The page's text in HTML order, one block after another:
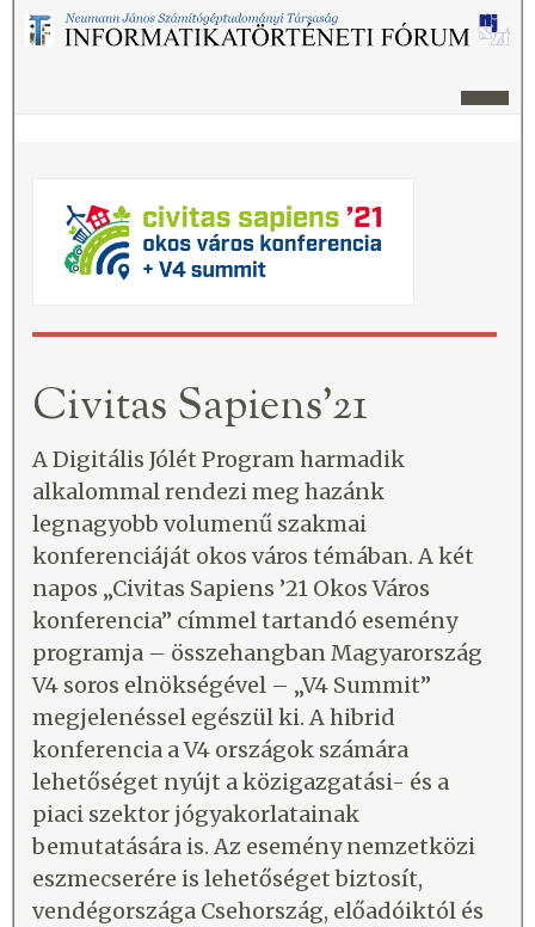
Civitas Sapiens’21
A Digitális Jólét Program harmadik
alkalommal rendezi meg hazánk
legnagyobb volumenű szakmai
konferenciáját okos város témában. A két
napos „Civitas Sapiens ’21 Okos Város
konferencia” címmel tartandó esemény
programja – összehangban Magyarország
V4 soros elnökségével – „V4 Summit”
megjelenéssel egészül ki. A hibrid
konferencia a V4 országok számára
lehetőséget nyújt a közigazgatási- és a
piaci szektor jógyakorlatainak
bemutatására is. Az esemény nemzetközi
eszmecserére is lehetőséget biztosít,
vendégországa Csehország, előadóiktól és